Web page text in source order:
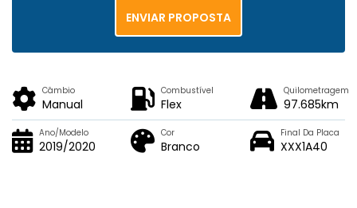
ENVIAR PROPOSTA
Câmbio
Manual
Combustível
Flex
Quilometragem
97.685km
Ano/Modelo
2019/2020
Cor
Branco
Final Da Placa
XXX1A40